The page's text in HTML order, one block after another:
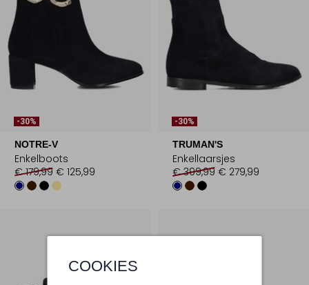
COOKIES
-30%
NOTRE-V
Enkelboots
€ 179,99 € 125,99
-30%
TRUMAN'S
Enkellaarsjes
€ 399,99 € 279,99